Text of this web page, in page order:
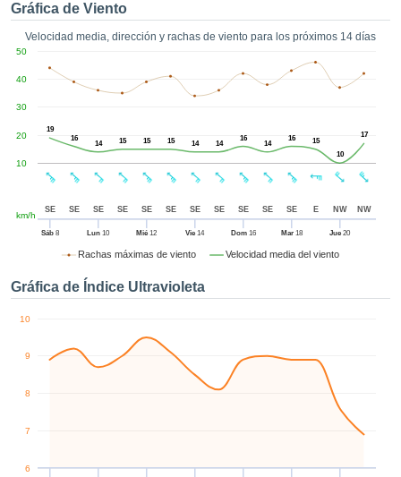
así como
un perfil
para
y
más
y
el botón
disponible
nuestra
web.
de
Gráfica de Viento
Velocidad media, dirección y rachas de viento para los próximos 14 días
Rachas máximas de viento Velocidad media del viento
Sáb8 Lun 10 Mié 12 Vie 14 Dom16 Mar18 Jue 20
10
20
30
40
50
km/h
19
16
14 15 15 15 14 14
16
14
16
15
10
17
SE SE SE SE SE SE SE SE SE SE SE E NW NW
Gráfica de Índice Ultravioleta
6
7
8
9
10